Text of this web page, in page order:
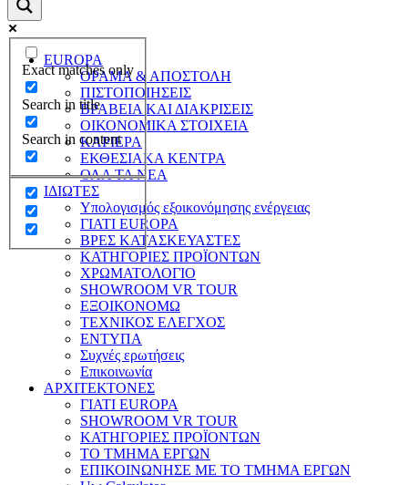
Exact matches only
Search in title
Search in content
EUROPA
ΟΡΑΜΑ & ΑΠΟΣΤΟΛΗ
ΠΙΣΤΟΠΟΙΗΣΕΙΣ
ΒΡΑΒΕΙΑ ΚΑΙ ΔΙΑΚΡΙΣΕΙΣ
ΟΙΚΟΝΟΜΙΚΑ ΣΤΟΙΧΕΙΑ
ΚΑΡΙΕΡΑ
ΕΚΘΕΣΙΑΚΑ ΚΕΝΤΡΑ
ΟΛΑ ΤΑ ΝΕΑ
ΙΔΙΩΤΕΣ
Υπολογισμός εξοικονόμησης ενέργειας
ΓΙΑΤΙ EUROPA
ΒΡΕΣ ΚΑΤΑΣΚΕΥΑΣΤΕΣ
ΚΑΤΗΓΟΡΙΕΣ ΠΡΟΪΟΝΤΩΝ
ΧΡΩΜΑΤΟΛΟΓΙΟ
SHOWROOM VR TOUR
ΕΞΟΙΚΟΝΟΜΩ
ΤΕΧΝΙΚΟΣ ΕΛΕΓΧΟΣ
ΕΝΤΥΠΑ
Συχνές ερωτήσεις
Επικοινωνία
ΑΡΧΙΤΕΚΤΟΝΕΣ
ΓΙΑΤΙ EUROPA
SHOWROOM VR TOUR
ΚΑΤΗΓΟΡΙΕΣ ΠΡΟΪΟΝΤΩΝ
ΤΟ ΤΜΗΜΑ ΕΡΓΩΝ
​ΕΠΙΚΟΙΝΩΝΗΣΕ ΜΕ ΤΟ ΤΜΗΜΑ ΕΡΓΩΝ